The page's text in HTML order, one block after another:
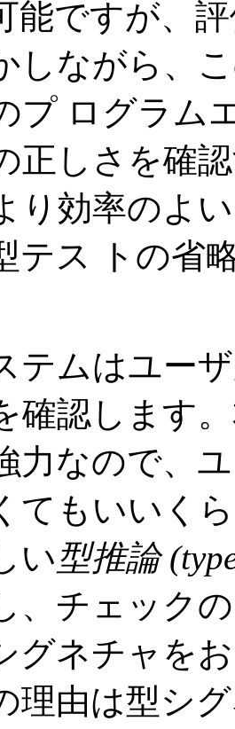
能ですが、
しながら、
プ ログラム
正しさを確
り効率のよ
テス トの省
テムはユー
確認します
力なので、
てもいいく
い型推論 (
、チェック
グネチャを
理由は型シ